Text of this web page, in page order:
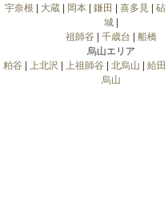
宇奈根
大蔵| 岡本| 鎌田 喜多見| 砧|
城
祖師谷
千歳台
船橋
烏山エリア
粕谷
上北沢 上祖師谷 北烏山 給田
烏山